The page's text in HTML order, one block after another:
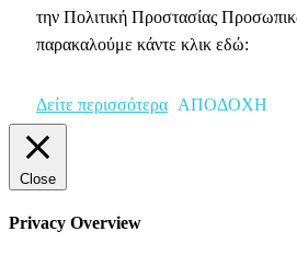
την Πολιτική Προστασίας
παρακαλούμε κάντε κλικ εδώ:
Δείτε περισσότερα ΑΠΟΔΟΧΗ
Close
Privacy Overview